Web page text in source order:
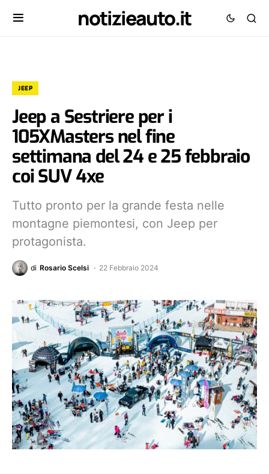
notizieauto.it
JEEP
Jeep a Sestriere per i
105XMasters nel fine
settimana del 24 e 25 febbraio
coi SUV 4xe
Tutto pronto per la grande festa nelle
montagne piemontesi, con Jeep per
protagonista.
di Rosario Scelsi 22 Febbraio 2024